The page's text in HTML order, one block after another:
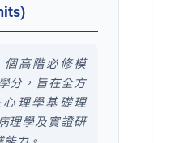
高階必修模
分，旨在全方
理學基礎理
理學及實證研